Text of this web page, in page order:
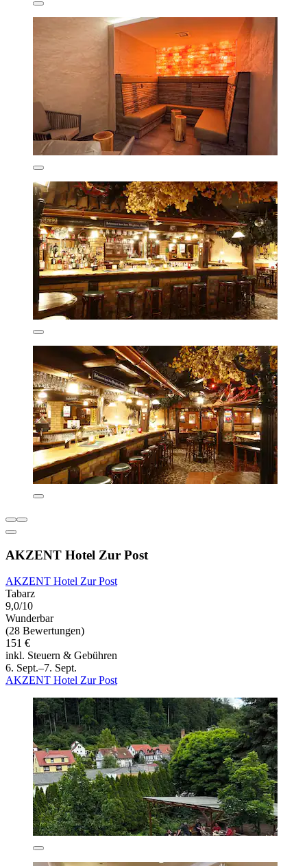
AKZENT Hotel Zur Post
AKZENT Hotel Zur Post
Tabarz
9,0/10
Wunderbar
(28 Bewertungen)
151 €
inkl. Steuern & Gebühren
6. Sept.–7. Sept.
AKZENT Hotel Zur Post